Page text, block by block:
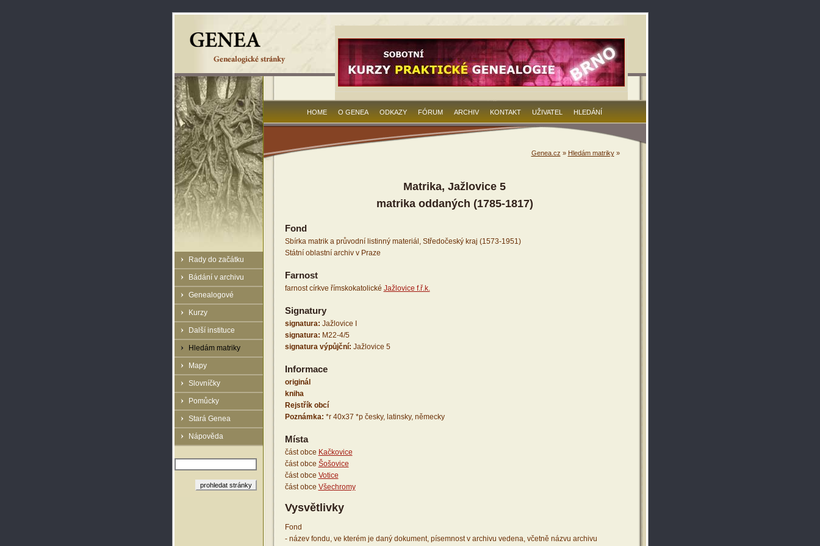
Rady do začátku
Bádání v archivu
Genealogové
Kurzy
Další instituce
Hledám matriky
Mapy
Slovníčky
Pomůcky
Stará Genea
Nápověda
HOME O GENEA ODKAZY FÓRUM ARCHIV KONTAKT UŽIVATEL HLEDÁNÍ
Genea.cz » Hledám matriky»
Matrika, Jažlovice 5
matrika oddaných (1785-1817)
Fond
Sbírka matrik a průvodní listinný materiál, Středočeský kraj (1573-1951)
Státní oblastní archiv v Praze
Farnost
farnost církve římskokatolické Jažlovice f.ř.k.
Signatury
signatura: Jažlovice I
signatura: M22-4/5
signatura výpůjční: Jažlovice 5
Informace
originál
kniha
Rejstřík obcí
Poznámka: *r 40x37 *p česky, latinsky, německy
Místa
část obce Kačkovice
část obce Šošovice
část obce Votice
část obce Všechromy
Vysvětlivky
Fond
- název fondu, ve kterém je daný dokument, písemnost v archivu vedena, včetně názvu archivu